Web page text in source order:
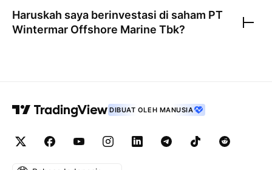
Haruskah saya berinvestasi di saham PT
Wintermar Offshore Marine Tbk?
DIBUAT OLEH MANUSIA